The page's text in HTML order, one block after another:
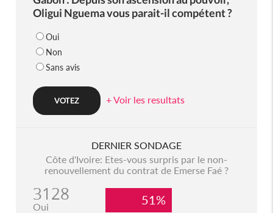
Oligui Nguema vous parait-il compétent ?
Oui
Non
Sans avis
+ Voir les resultats
DERNIER SONDAGE
Côte d'Ivoire: Etes-vous surpris par le non-
renouvellement du contrat de Emerse Faé ?
3128
Oui 51%